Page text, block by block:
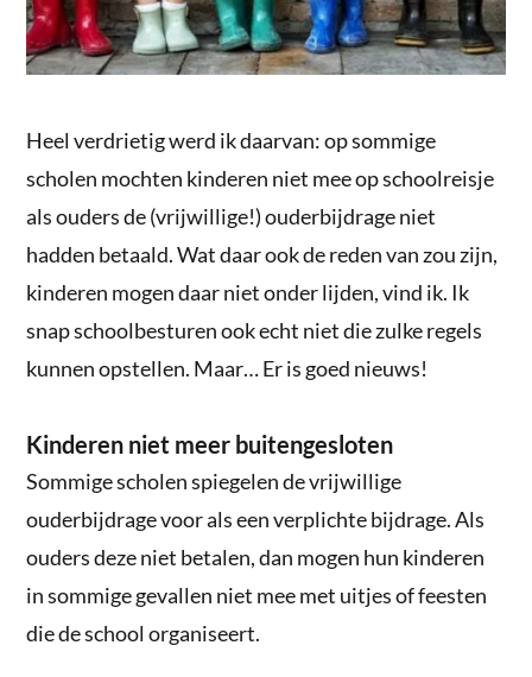
Heel verdrietig werd ik daarvan: op sommige
scholen mochten kinderen niet mee op schoolreisje
als ouders de (vrijwillige!) ouderbijdrage niet
hadden betaald. Wat daar ook de reden van zou zijn,
kinderen mogen daar niet onder lijden, vind ik. Ik
snap schoolbesturen ook echt niet die zulke regels
kunnen opstellen. Maar… Er is goed nieuws!
Kinderen niet meer buitengesloten
Sommige scholen spiegelen de vrijwillige
ouderbijdrage voor als een verplichte bijdrage. Als
ouders deze niet betalen, dan mogen hun kinderen
in sommige gevallen niet mee met uitjes of feesten
die de school organiseert.